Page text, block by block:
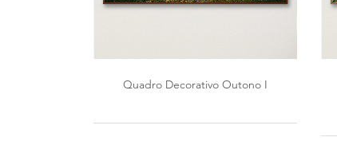
Quadro Decorativo Outono I